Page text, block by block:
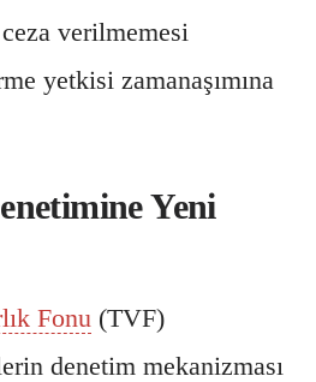
verilmemesi
yetkisi zamanaşımına
Yeni
Fonu (TVF)
denetim mekanizması